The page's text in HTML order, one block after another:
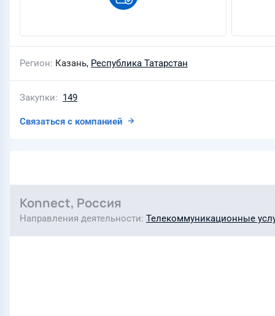
Регион Казань, Республика Татарстан
Закупки 149
Связаться с компанией
Konnect, Россия
Направления деятельности Телекоммуникационные